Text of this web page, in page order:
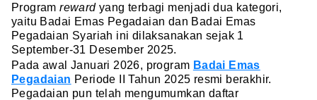
Programrewardyang terbagi menjadi dua kategori,
yaitu Badai Emas Pegadaian dan Badai Emas
Pegadaian Syariah ini dilaksanakan sejak 1
September-31 Desember 2025.
Pada awal Januari 2026, program Badai Emas
Pegadaian Periode II Tahun 2025 resmi berakhir.
Pegadaian pun telah mengumumkan daftar